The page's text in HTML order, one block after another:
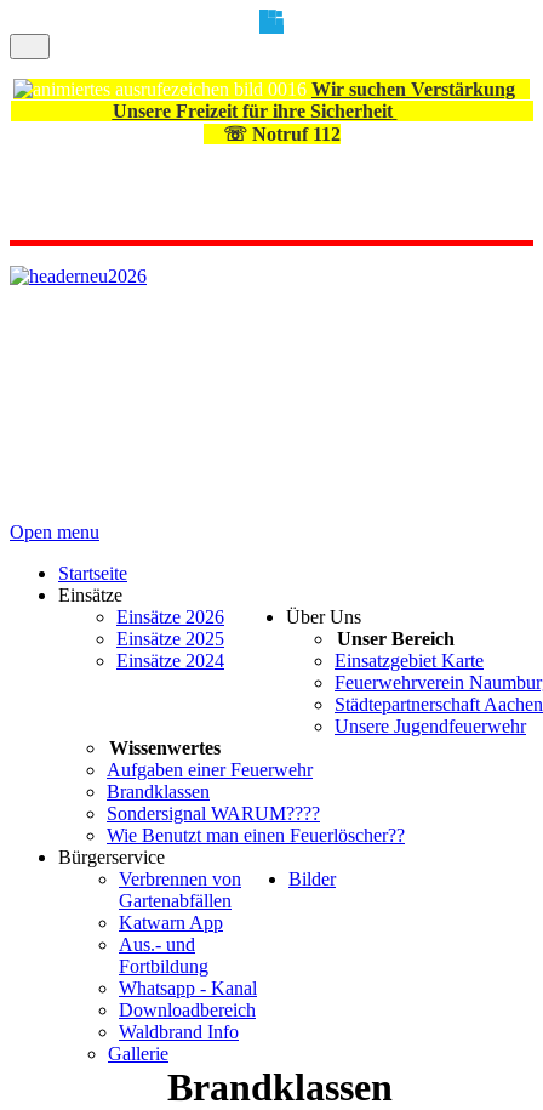
Wir suchen Verstärkung
Unsere Freizeit für ihre Sicherheit
☏ Notruf 112
Open menu
Startseite
Einsätze
Einsätze 2026
Einsätze 2025
Einsätze 2024
Über Uns
Unser Bereich
Einsatzgebiet Karte
Feuerwehrverein
Städtepartnerschaft
Unsere Jugendfeuerwehr
Wissenwertes
Aufgaben einer Feuerwehr
Brandklassen
Sondersignal WARUM????
Wie Benutzt man einen Feuerlöscher??
Bürgerservice
Verbrennen von
Gartenabfällen
Katwarn App
Aus.- und
Fortbildung
Whatsapp - Kanal
Downloadbereich
Waldbrand Info
Bilder
Gallerie
Brandklassen